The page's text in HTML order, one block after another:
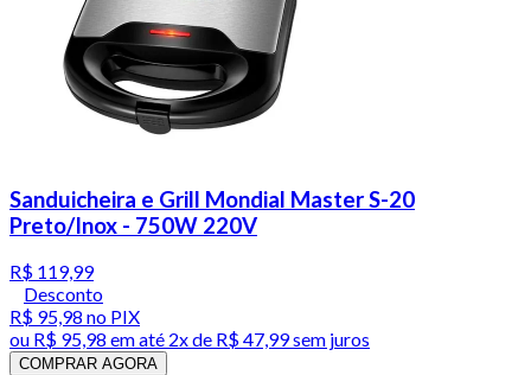
Sanduicheira e Grill Mondial Master S-20
Preto/Inox - 750W 220V
R$ 119,99
Desconto
R$ 95,98 no PIX
ou R$ 95,98 em até 2x de R$ 47,99 sem juros
COMPRAR AGORA